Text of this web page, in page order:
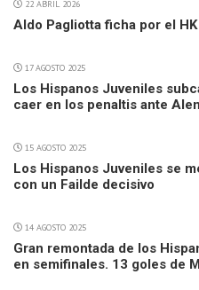
22 ABRIL 2026
Aldo Pagliotta ficha por el
17 AGOSTO 2025
Los Hispanos Juveniles
caer en los penaltis ante
15 AGOSTO 2025
Los Hispanos Juveniles se
con un Failde decisivo
14 AGOSTO 2025
Gran remontada de los
en semifinales. 13 goles de